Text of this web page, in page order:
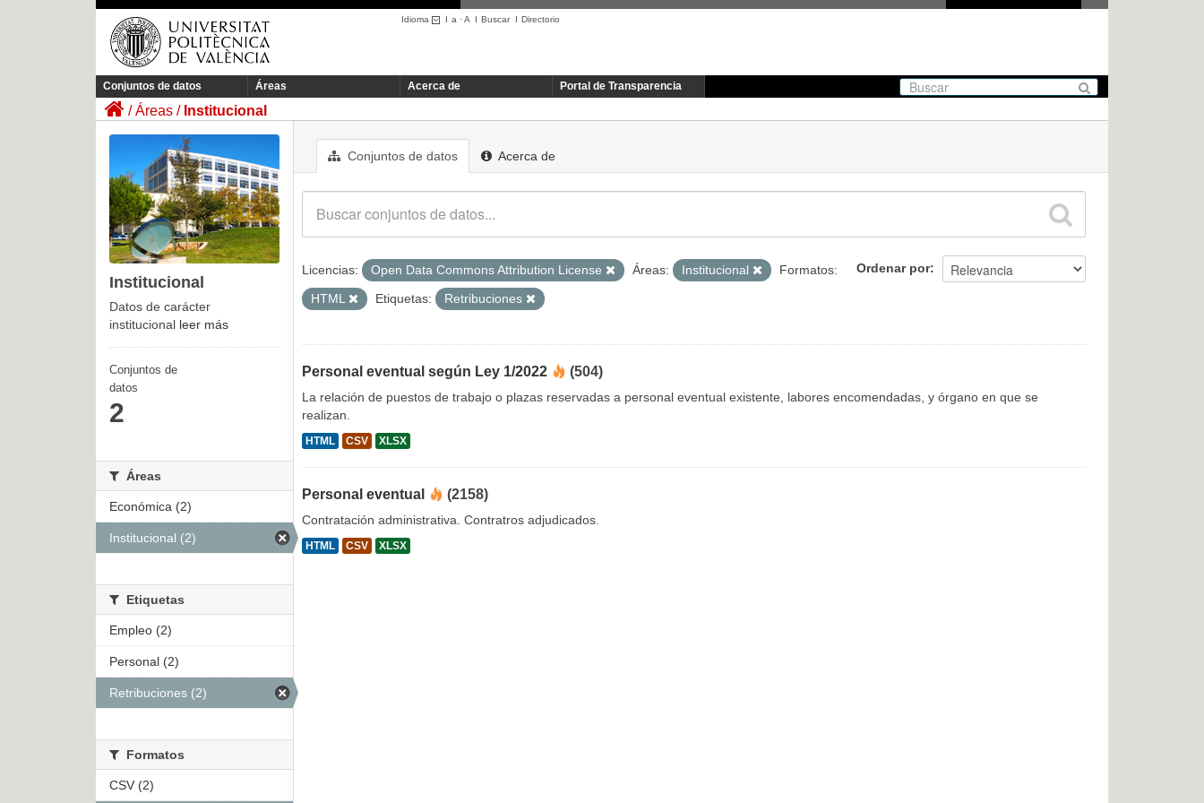
Idioma I a ·A I BuscarI Directorio
Conjuntos de datos Áreas Acerca de Portal de Transparencia
Áreas Institucional
Conjuntos de datos Acerca de
Ordenar por
Licencias: Open Data Commons Attribution License Áreas: Institucional
Formatos:
HTML
Etiquetas: Retribuciones
Personal eventual según Ley 1/2022 (504)
La relación de puestos de trabajo o plazas reservadas a personal eventual existente, labores encomendadas, y órgano en que se
realizan.
HTML CSV XLSX
Personal eventual (2158)
Contratación administrativa. Contratros adjudicados.
HTML CSV XLSX
Institucional
Datos de carácter
institucional leer más
Conjuntos de
datos
2
Áreas
Económica (2)
Institucional (2)
Etiquetas
Empleo (2)
Personal (2)
Retribuciones (2)
Formatos
CSV (2)